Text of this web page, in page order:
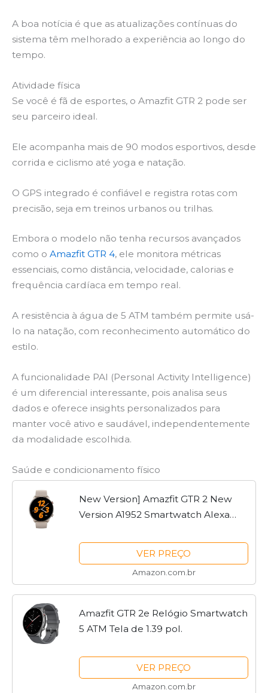
A boa notícia é que as atualizações contínuas do
sistema têm melhorado a experiência ao longo do
tempo.
Atividade física
Se você é fã de esportes, o Amazfit GTR 2 pode ser
seu parceiro ideal.
Ele acompanha mais de 90 modos esportivos, desde
corrida e ciclismo até yoga e natação.
O GPS integrado é confiável e registra rotas com
precisão, seja em treinos urbanos ou trilhas.
Embora o modelo não tenha recursos avançados
como o Amazfit GTR 4, ele monitora métricas
essenciais, como distância, velocidade, calorias e
frequência cardíaca em tempo real.
A resistência à água de 5 ATM também permite usá-
lo na natação, com reconhecimento automático do
estilo.
A funcionalidade PAI (Personal Activity Intelligence)
é um diferencial interessante, pois analisa seus
dados e oferece insights personalizados para
manter você ativo e saudável, independentemente
da modalidade escolhida.
Saúde e condicionamento físico
New Version] Amazfit GTR 2 New
Version A1952 Smartwatch Alexa
Watch For Android iOS Phone -
Lightning (Grey)
VER PREÇO
Amazon.com.br
Amazfit GTR 2e Relógio Smartwatch
5 ATM Tela de 1.39 pol.
VER PREÇO
Amazon.com.br